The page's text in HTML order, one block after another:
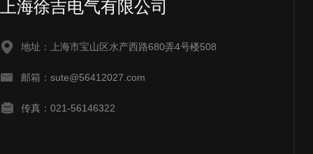
上海徐吉电气有限公司
地址：上海市宝山区水产西路680弄4号楼508
邮箱：sute@56412027.com
传真：021-56146322